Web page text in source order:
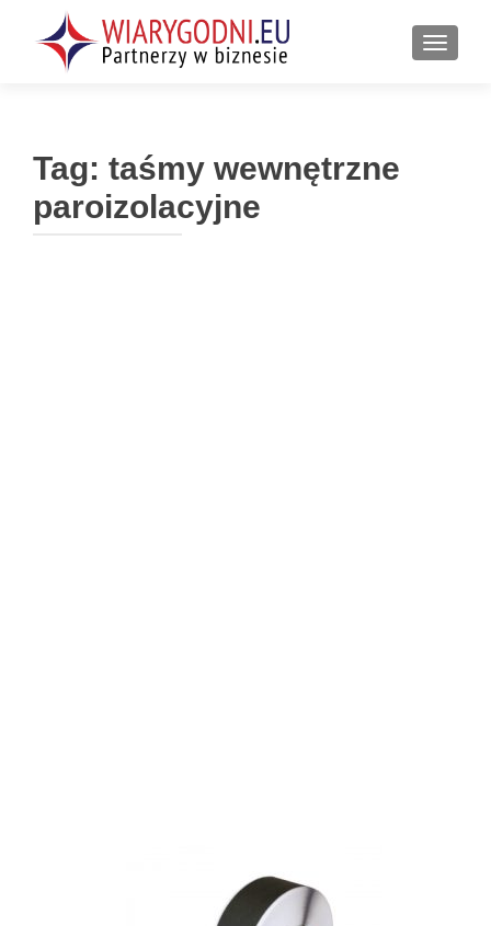
Tag: taśmy wewnętrzne
paroizolacyjne